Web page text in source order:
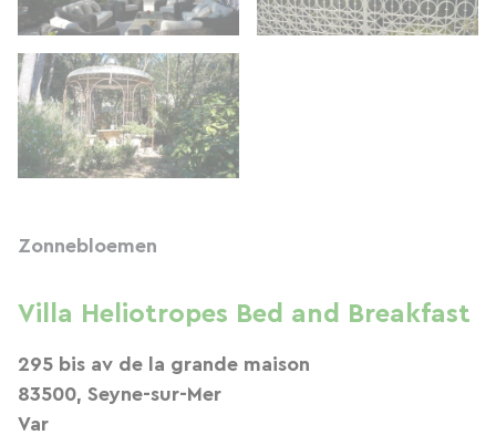
Zonnebloemen
Villa Heliotropes Bed and Breakfast
295 bis av de la grande maison
83500, Seyne-sur-Mer
Var